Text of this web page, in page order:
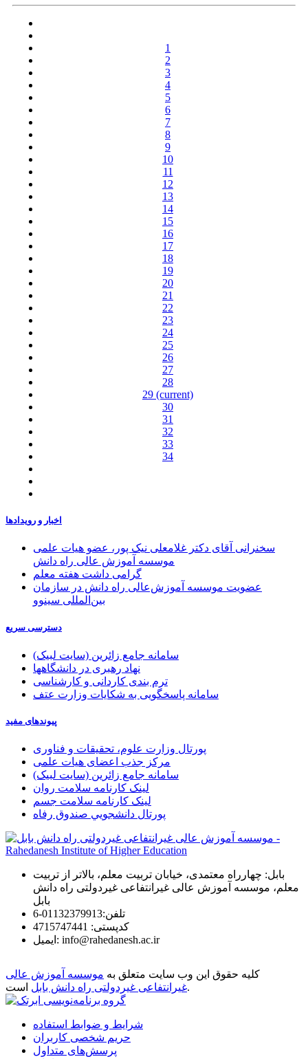
1
2
3
4
5
6
7
8
9
10
11
12
13
14
15
16
17
18
19
20
21
22
23
24
25
26
27
28
29 (current)
30
31
32
33
34
اخبار و رویدادها
سخنرانی آقای دکتر غلامعلی نیک پور، عضو هیات علمی
موسسه آموزش عالی راه دانش
گرامی داشت هفته معلم
عضویت موسسه آموزش‌عالی راه دانش در سازمان
بین‌المللی سینوو
دسترسی سریع
سامانه جامع زائرین (سایت لبیک)
نهاد رهبری در دانشگاهها
ترم بندی کاردانی و کارشناسی
سامانه پاسخگویی به شکایات وزارت عتف
پیوندهای مفید
پورتال وزارت علوم، تحقیقات و فناوری
مرکز جذب اعضای هیات علمی
سامانه جامع زائرین (سایت لبیک)
لینک کارنامه سلامت روان
لینک کارنامه سلامت جسم
پورتال دانشجويي صندوق رفاه
بابل: چهارراه معتمدی، خیابان تربیت معلم، بالاتر از تربیت
معلم، موسسه آموزش عالی غیرانتفاعی غیردولتی راه دانش
بابل
تلفن:01132379913-6
كدپستی: 4715747441
ایمیل: info@rahedanesh.ac.ir
کلیه حقوق این وب سایت متعلق به موسسه آموزش عالی
غیرانتفاعی غیردولتی راه دانش بابلاست.
شرایط و ضوابط استفاده
حریم شخصی کاربران
پرسش‌های متداول